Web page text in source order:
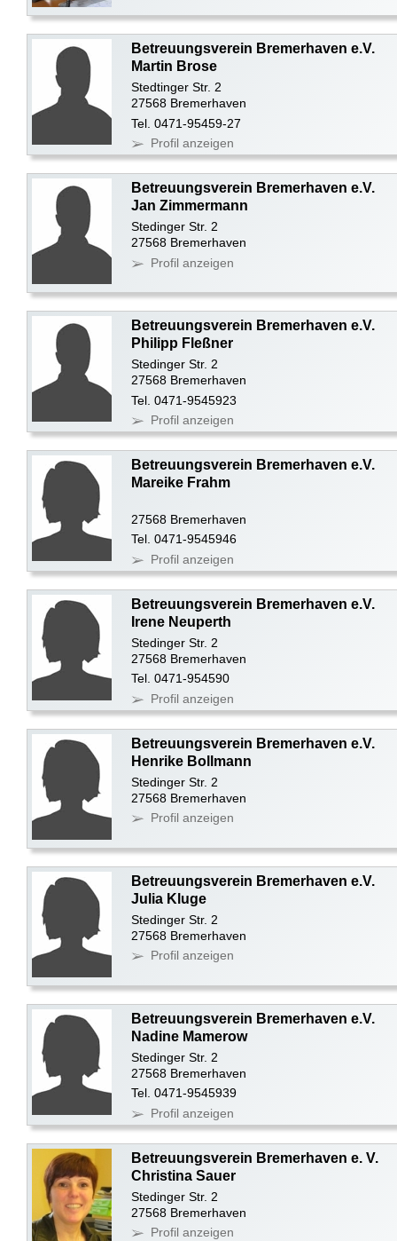
Betreuungsverein Bremerhaven e.V.
Martin Brose
Stedtinger Str. 2
27568 Bremerhaven
Tel. 0471-95459-27
Profil anzeigen
Betreuungsverein Bremerhaven e.V.
Jan Zimmermann
Stedinger Str. 2
27568 Bremerhaven
Profil anzeigen
Betreuungsverein Bremerhaven e.V.
Philipp Fleßner
Stedinger Str. 2
27568 Bremerhaven
Tel. 0471-9545923
Profil anzeigen
Betreuungsverein Bremerhaven e.V.
Mareike Frahm
27568 Bremerhaven
Tel. 0471-9545946
Profil anzeigen
Betreuungsverein Bremerhaven e.V.
Irene Neuperth
Stedinger Str. 2
27568 Bremerhaven
Tel. 0471-954590
Profil anzeigen
Betreuungsverein Bremerhaven e.V.
Henrike Bollmann
Stedinger Str. 2
27568 Bremerhaven
Profil anzeigen
Betreuungsverein Bremerhaven e.V.
Julia Kluge
Stedinger Str. 2
27568 Bremerhaven
Profil anzeigen
Betreuungsverein Bremerhaven e.V.
Nadine Mamerow
Stedinger Str. 2
27568 Bremerhaven
Tel. 0471-9545939
Profil anzeigen
Betreuungsverein Bremerhaven e. V.
Christina Sauer
Stedinger Str. 2
27568 Bremerhaven
Profil anzeigen